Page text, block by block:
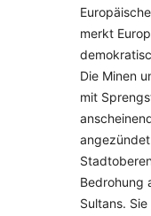
merkt
Die Minen
mit
Bedrohung
Sultans.